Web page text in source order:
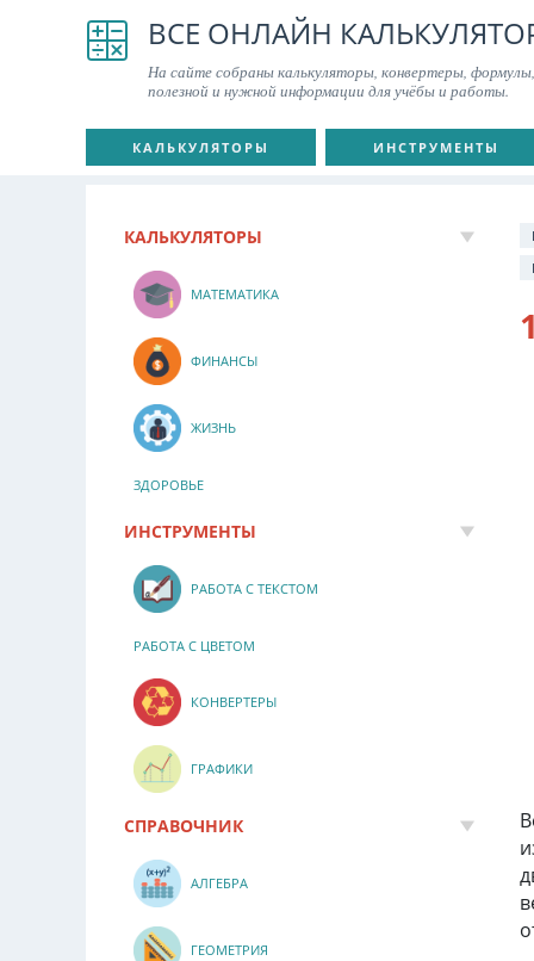
ВСЕ ОНЛАЙН
На сайте собраны калькуляторы, конвертеры,
полезной и нужной информации для учёбы и работы.
КАЛЬКУЛЯТОРЫ ИНСТРУМЕНТЫ
КАЛЬКУЛЯТОРЫ
МАТЕМАТИКА
ФИНАНСЫ
ЖИЗНЬ
ЗДОРОВЬЕ
ИНСТРУМЕНТЫ
РАБОТА С ТЕКСТОМ
РАБОТА С ЦВЕТОМ
КОНВЕРТЕРЫ
ГРАФИКИ
СПРАВОЧНИК
АЛГЕБРА
ГЕОМЕТРИЯ